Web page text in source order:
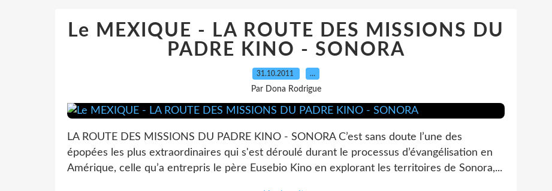
Le MEXIQUE - LA ROUTE DES MISSIONS DU
PADRE KINO - SONORA
31.10.2011 …
Par Dona Rodrigue
LA ROUTE DES MISSIONS DU PADRE KINO - SONORA C’est sans doute l’une des
épopées les plus extraordinaires qui s'est déroulé durant le processus d’évangélisation en
Amérique, celle qu’a entrepris le père Eusebio Kino en explorant les territoires de Sonora,...